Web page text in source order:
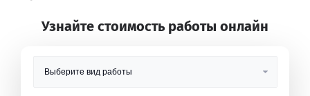
Узнайте стоимость работы онлайн